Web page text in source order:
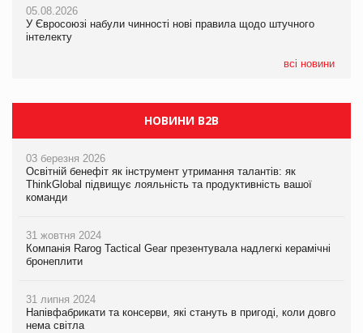
05.08.2026
У Євросоюзі набули чинності нові правила щодо штучного
інтелекту
всі новини
05.08.2026
У Євросоюзі набули чинності нові правила щодо штучного
інтелекту
05.08.2026
Рекламна платформа вимагає від Google компенсацію за
втрату 6,9 трлн рекламних показів
НОВИНИ B2B
03 березня 2026
Освітній бенефіт як інструмент утримання талантів: як
ThinkGlobal підвищує лояльність та продуктивність вашої
команди
31 жовтня 2024
Компанія Rarog Tactical Gear презентувала надлегкі керамічні
бронеплити
31 липня 2024
Напівфабрикати та консерви, які стануть в пригоді, коли довго
нема світла